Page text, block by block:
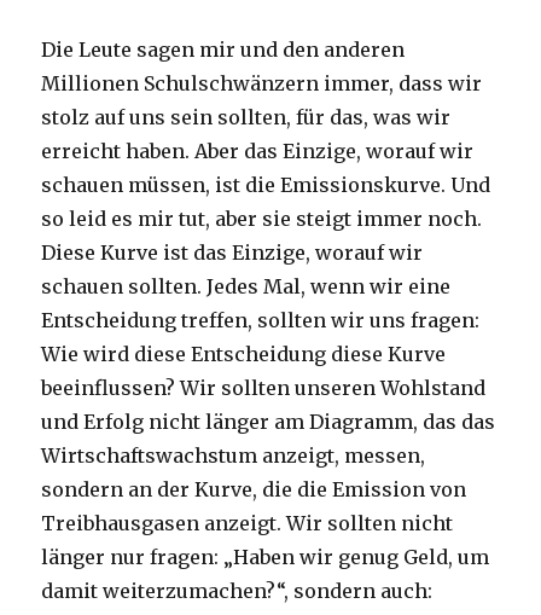
Die Leute sagen mir und den anderen
Millionen Schulschwänzern immer, dass wir
stolz auf uns sein sollten, für das, was wir
erreicht haben. Aber das Einzige, worauf wir
schauen müssen, ist die Emissionskurve. Und
so leid es mir tut, aber sie steigt immer noch.
Diese Kurve ist das Einzige, worauf wir
schauen sollten. Jedes Mal, wenn wir eine
Entscheidung treffen, sollten wir uns fragen:
Wie wird diese Entscheidung diese Kurve
beeinflussen? Wir sollten unseren Wohlstand
und Erfolg nicht länger am Diagramm, das das
Wirtschaftswachstum anzeigt, messen,
sondern an der Kurve, die die Emission von
Treibhausgasen anzeigt. Wir sollten nicht
länger nur fragen: „Haben wir genug Geld, um
damit weiterzumachen?“, sondern auch: